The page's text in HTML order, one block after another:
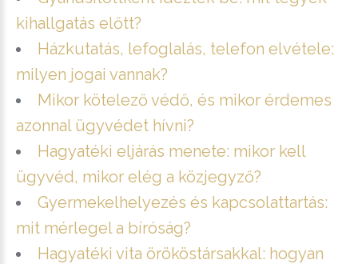
kihallgatás előtt?
Házkutatás, lefoglalás, telefon elvétele:
milyen jogai vannak?
Mikor kötelező védő, és mikor érdemes
azonnal ügyvédet hívni?
Hagyatéki eljárás menete: mikor kell
ügyvéd, mikor elég a közjegyző?
Gyermekelhelyezés és kapcsolattartás:
mit mérlegel a bíróság?
Hagyatéki vita örököstársakkal: hogyan